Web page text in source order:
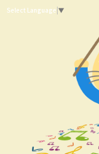
Select Language ▼